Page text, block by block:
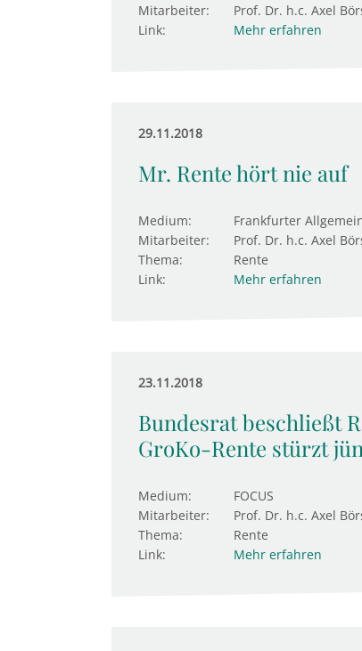
Mitarbeiter:
Prof. Dr. h.c. Axel
Link:
Mehr erfahren
29.11.2018
Mr. Rente hört nie auf
Medium:
Frankfurter
Mitarbeiter:
Prof. Dr. h.c. Axel
Thema:
Rente
Link:
Mehr erfahren
23.11.2018
Bundesrat beschließt
GroKo-Rente stürzt
Medium:
FOCUS
Mitarbeiter:
Prof. Dr. h.c. Axel
Thema:
Rente
Link:
Mehr erfahren